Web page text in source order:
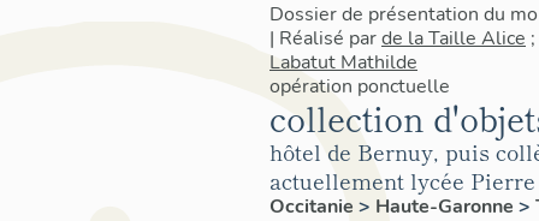
Dossier de présentation du
| Réalisé parde la Taille Alice ;
Labatut Mathilde
opération ponctuelle
collection
hôtel de Bernuy, puis
actuellement lycée
Occitanie > Haute-Garonne >